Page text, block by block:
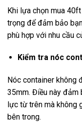
Khi lựa chọn mua
trọng để đảm bảo
phù hợp với nhu cầu
Kiểm tra nóc
Nóc container không
35mm. Điều này đảm
lực từ trên mà không
bên trong.